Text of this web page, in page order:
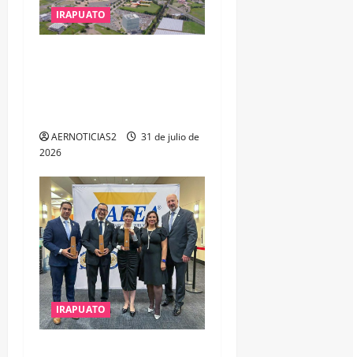
IRAPUATO
AERNOTICIAS2
31 de julio de
2026
IRAPUATO